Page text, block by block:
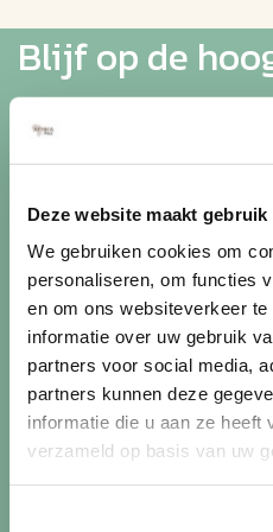
Deze website maakt
We gebruiken cookies om
personaliseren, om functies
en om ons websiteverkeer
informatie over uw gebruik
partners voor social media,
partners kunnen deze
informatie die u aan ze heeft
verzameld op basis van uw
Blijf op de
mooiste reizen
laatste aanbiedingen. U kunt
uitschrijven via de afmeldlink
Aanmelden
Lees in onsprivacybeleidhoe wij
gegevens.